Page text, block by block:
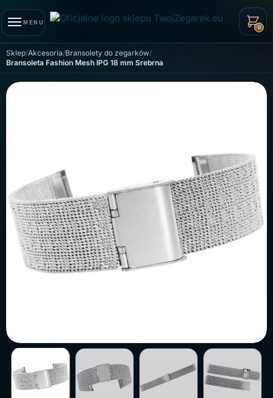
MENU
0
Sklep Akcesoria Bransolety do zegarków
Bransoleta Fashion Mesh IPG 18 mm Srebrna